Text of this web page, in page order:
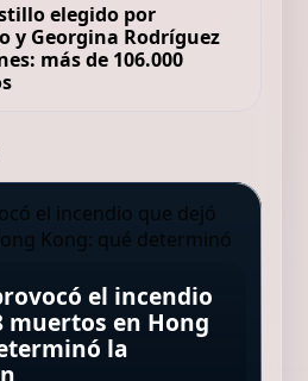
elegido por
y Georgina Rodríguez
más de 106.000
por primera vez
de una ballena
del mar
meteorólogo:
cada vez
y lluvias
intensas, las
ofrecen
Fontán, alpinista,
de mi edad
o están
casa; yo tengo
rodilla y sigo
de 8.000
el incendio
muertos en Hong
la
a tres personas
bajo la cama